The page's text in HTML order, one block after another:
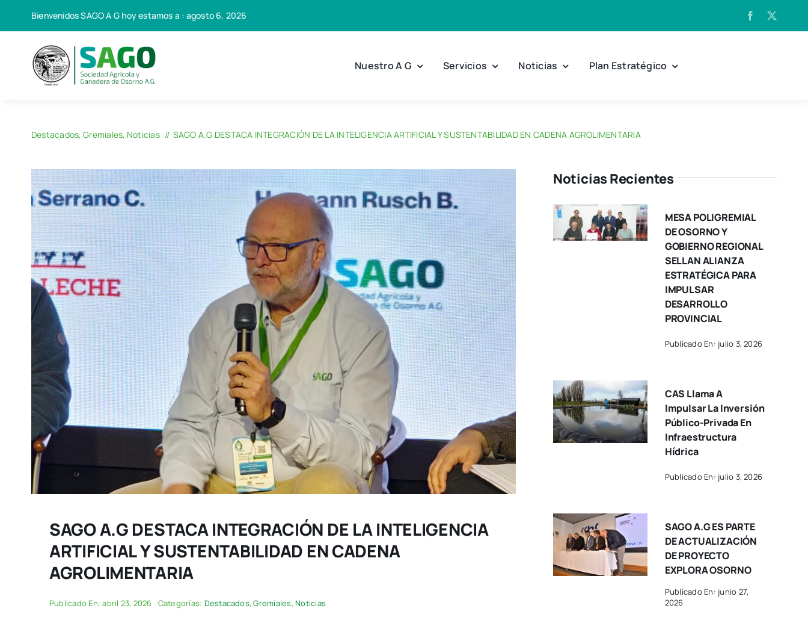
Bienvenidos SAGO A G hoy estamos a : agosto 6, 2026
Nuestro A G Servicios Noticias Plan Estratégico
Destacados Gremiales Noticias SAGO A.G DESTACA INTEGRACIÓN DE LA INTELIGENCIA ARTIFICIAL Y SUSTENTABILIDAD EN CADENA AGROLIMENTARIA
SAGO A.G DESTACA INTEGRACIÓN DE LA INTELIGENCIA
ARTIFICIAL Y SUSTENTABILIDAD EN CADENA
AGROLIMENTARIA
Publicado En: abril 23, 2026 Categorías: Destacados,Gremiales,Noticias
Noticias Recientes
MESA POLIGREMIAL
DE OSORNO Y
GOBIERNO REGIONAL
SELLAN ALIANZA
ESTRATÉGICA PARA
IMPULSAR
DESARROLLO
PROVINCIAL
Publicado En: julio 3, 2026
CAS Llama A
Impulsar La Inversión
Público-Privada En
Infraestructura
Hídrica
Publicado En: julio 3, 2026
SAGO A.G ES PARTE
DE ACTUALIZACIÓN
DE PROYECTO
EXPLORA OSORNO
Publicado En: junio 27,
2026